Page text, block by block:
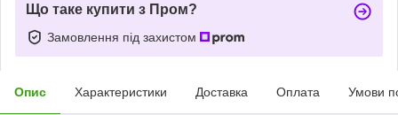
Що таке купити з Пром?
Замовлення під захистом
Опис Характеристики Доставка Оплата Умови